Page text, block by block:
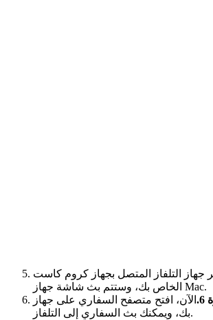
جهاز التلفاز المتصل بجهاز كروم كاست
الخاص بك، وستتم بث شاشة جهاز Mac.
الآن، افتح متصفح السفاري على جهاز Mac الخاص
بك، ويمكنك بث السفاري إلى التلفاز.